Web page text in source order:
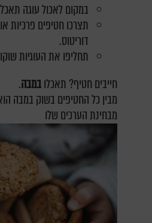
במקום לאכול עוגה
תצרכו חטיפים פרכיות
דוריטוס.
תחליפו את העוגיות
חייבים חטיף? תאכלובמבה.
מבין כל החטיפים בשוק במבה
מבחינת הערכים שלו